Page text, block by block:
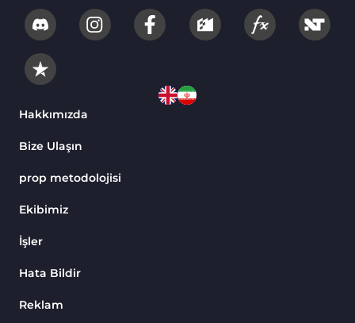
Hakkımızda
Bize Ulaşın
prop metodolojisi
Ekibimiz
İşler
Hata Bildir
Reklam